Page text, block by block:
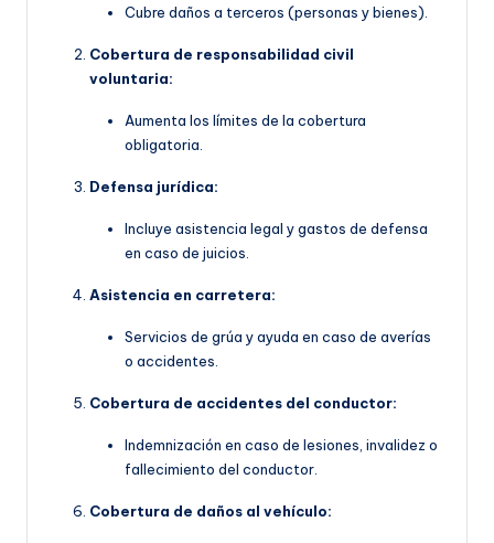
Cubre daños a terceros (personas y bienes).
Cobertura de responsabilidad civil
voluntaria:
Aumenta los límites de la cobertura
obligatoria.
Defensa jurídica:
Incluye asistencia legal y gastos de defensa
en caso de juicios.
Asistencia en carretera:
Servicios de grúa y ayuda en caso de averías
o accidentes.
Cobertura de accidentes del conductor:
Indemnización en caso de lesiones, invalidez o
fallecimiento del conductor.
Cobertura de daños al vehículo: